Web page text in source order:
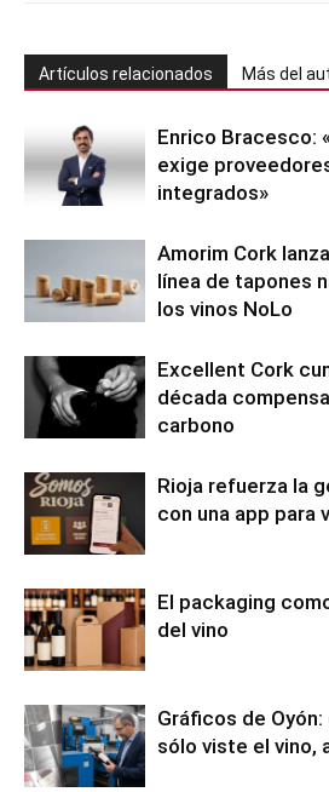
Artículos relacionados Más del
Enrico Bracesco:
exige
integrados»
Amorim Cork
línea de tapones
los vinos NoLo
Excellent Cork
década
carbono
Rioja refuerza la
con una app para
El packaging
del vino
Gráficos de
sólo viste el vino,